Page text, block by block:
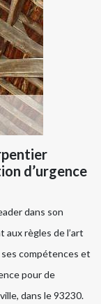
d’urgence
dans son
règles de l’art
compétences et
pour de
dans le 93230.